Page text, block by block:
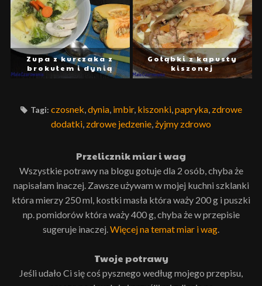
Zupa z kurczaka z
brokułem i dynią
Gołąbki z kapusty
kiszonej
Tagi: czosnek,dynia, imbir, kiszonki,papryka, zdrowe
dodatki, zdrowe jedzenie,żyjmy zdrowo
Przelicznik miar i wag
Wszystkie potrawy na blogu gotuje dla 2 osób, chyba że
napisałam inaczej. Zawsze używam w mojej kuchni szklanki
która mierzy 250 ml, kostki masła która waży 200 g i puszki
np. pomidorów która waży 400 g, chyba że w przepisie
sugeruje inaczej.Więcej na temat miar i wag.
Twoje potrawy
Jeśli udało Ci się coś pysznego według mojego przepisu,